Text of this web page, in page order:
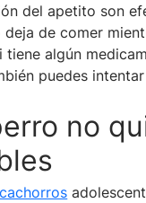
del apetito son
de comer
algún
puedes
no
cachorros